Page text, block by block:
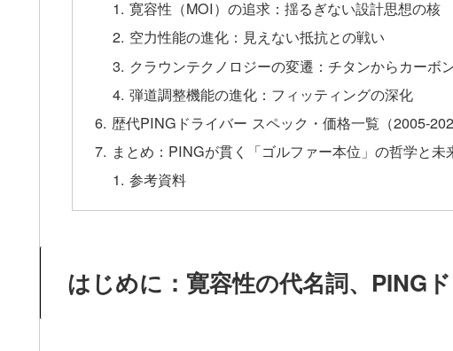
寛容性（MOI）の追求：揺るぎない設計思想の核
空力性能の進化：見えない抵抗との戦い
クラウンテクノロジーの変遷：チタンからカーボ
弾道調整機能の進化：フィッティングの深化
歴代PINGドライバー スペック・価格一覧（2005-
まとめ：PINGが貫く「ゴルファー本位」の哲学と未
参考資料
はじめに：寛容性の代名詞、PING